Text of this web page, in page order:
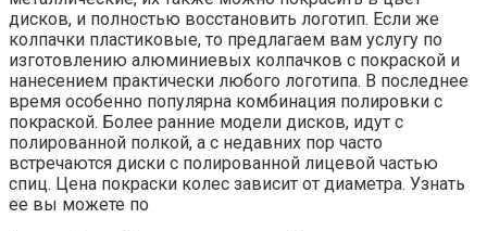
дисков, и полностью восстановить логотип. Если же
колпачки пластиковые, то предлагаем вам услугу по
изготовлению алюминиевых колпачков с покраской и
нанесением практически любого логотипа. В последнее
время особенно популярна комбинация полировки с
покраской. Более ранние модели дисков, идут с
полированной полкой, а с недавних пор часто
встречаются диски с полированной лицевой частью
спиц. Цена покраски колес зависит от диаметра. Узнать
ее вы можете по